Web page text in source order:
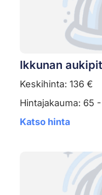
Ikkunan
Keskihinta: 136 €
Hintajakauma: 65
Katso hinta